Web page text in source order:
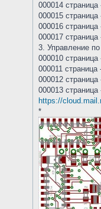
000014
000015
000016
000017
3. Управление
000010
000011
000012
000013
https://
*